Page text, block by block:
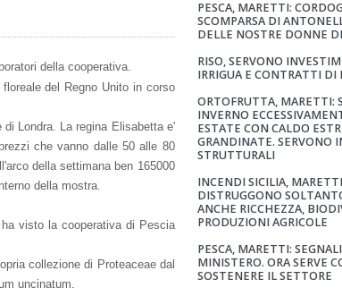
della cooperativa.
del Regno Unito in corso
Londra. La regina Elisabetta e'
che vanno dalle 50 alle 80
della settimana ben 165000
della mostra.
visto la cooperativa di Pescia
collezione di Proteaceae dal
uncinatum.
PESCA, MARETTI:
SCOMPARSA DI
DELLE NOSTRE DONNE
RISO, SERVONO
IRRIGUA E CONTRATTI DI
ORTOFRUTTA, MARETTI:
INVERNO
ESTATE CON CALDO
GRANDINATE. SERVONO
STRUTTURALI
INCENDI SICILIA,
DISTRUGGONO
ANCHE RICCHEZZA,
PRODUZIONI AGRICOLE
PESCA, MARETTI:
MINISTERO. ORA SERVE
SOSTENERE IL SETTORE